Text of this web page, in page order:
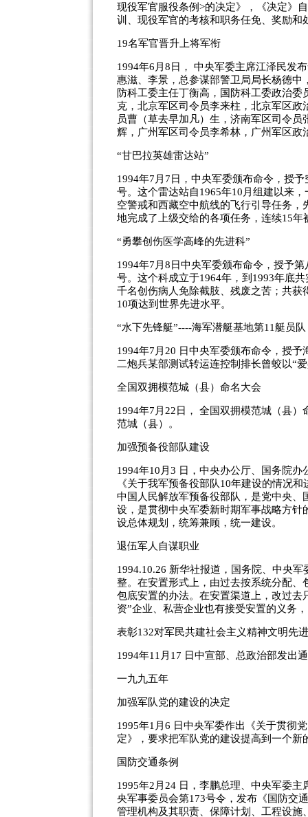
现役军官服役条例>的决定》，《决定》
训、现役军官的考核和职务任免、奖励
19名军官晋升上将军衔
1994年6月8日， 中央军委主席江泽民发
惠滋、李景，总参谋部警卫局局长杨德
防科工委主任丁衡高，国防科工委政治
克，北京军区司令员李来柱，北京军区
员曹（草去早加凡）生，济南军区司令
辉，广州军区司令员李希林，广州军区
“甘巴拉英雄雷达站”
1994年7月7日，中央军委颁布命令，授
号。这个雷达站自1965年10月组建以来
空警戒和西藏空中航线的飞行引导任务
地完成了上级交给的各项任务，连续15年
“勇攀创伤医学高峰的先进科”
1994年7月8日中央军委颁布命令，授予
号。这个科成立于1964年，到1993年底
千名创伤病人免除截肢、残废之苦；共
10项达到世界先进水平。
“水下先锋艇”----海军潜艇基地第11艇员队
1994年7月20 日中央军委颁布命令，授
二炮兵某部测试转运连控制排长曾蛟以“
全国双拥模范城（县）命名大会
1994年7月22日， 全国双拥模范城（县
范城（县）。
加强预备役部队建设
1994年10月3 日，中央办公厅、国务院
《关于我军预备役部队10年建设的情况
中国人民解放军预备役部队，是党中央
设，是贯彻中央军委新时期军事战略方
设总体规划，统筹兼顾，统一建设。
退伍军人自谋职业
1994.10.26 新华社报道，国务院、中央
整。在安置形式上，由过去按系统分配
包底安置的办法。在安置渠道上，改过
资”企业、私营企业也有接受安置的义务
表彰132对军民共建社会主义精神文明先
1994年11月17 日中宣部、总政治部发出
一九九五年
加强军队党的建设的决定
1995年1月6 日中央军委作出《关于贯彻
定》，要求把军队党的建设提高到一个新
国防交通条例
1995年2月24 日，李鹏总理、中央军委
央军事委员会第173号令，发布《国防交
管理机构及其职责、保障计划、工程设